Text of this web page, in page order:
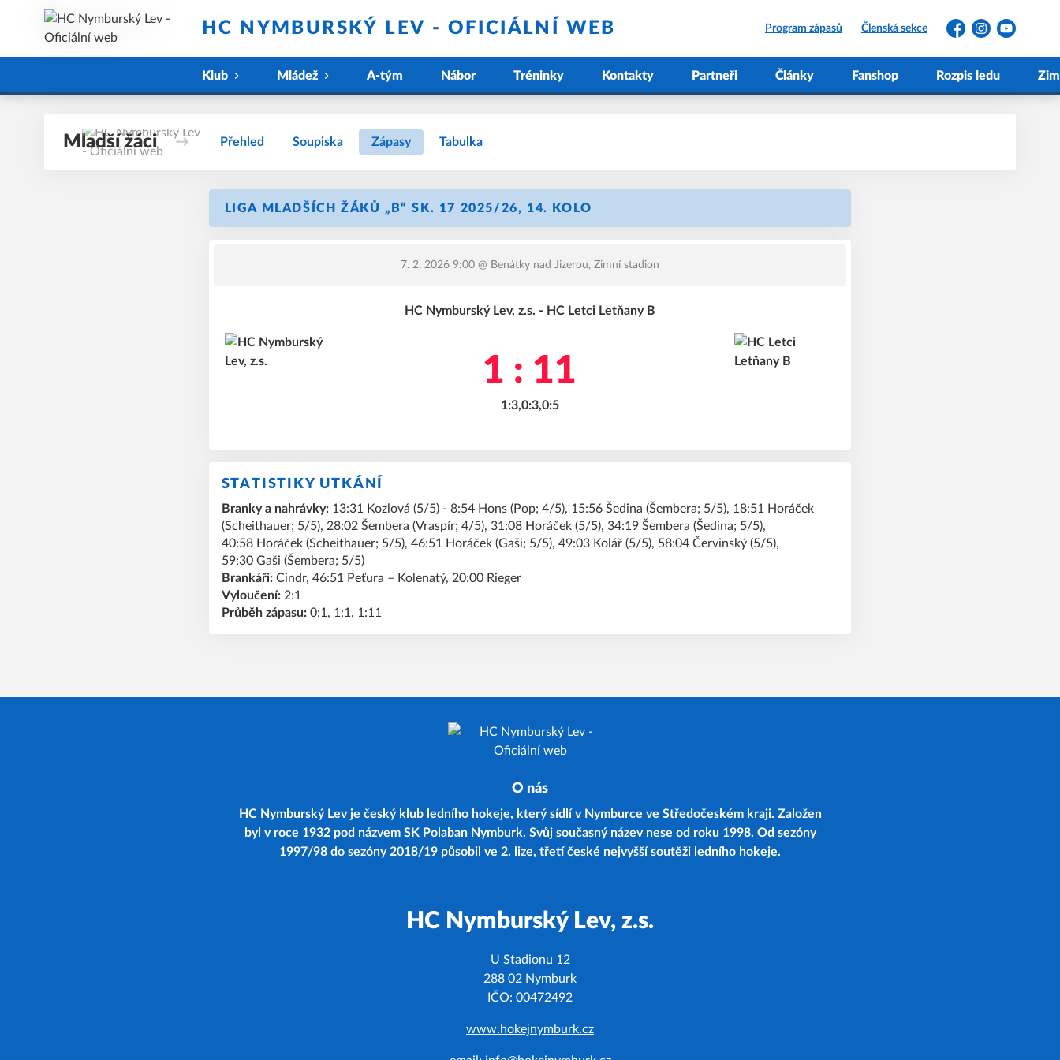
HC NYMBURSKÝ LEV - OFICIÁLNÍ WEB Program zápasů Členská sekce
FacebookInstagramYouTube
Klub Mládež A-tým Nábor Tréninky Kontakty Partneři Články Fanshop Rozpis ledu
Mladší žáci Přehled Soupiska Zápasy Tabulka
LIGA MLADŠÍCH ŽÁKŮ „B“ SK. 17 2025/26, 14. KOLO
7. 2. 2026 9:00@ Benátky nad Jizerou, Zimní stadion
HC Nymburský Lev, z.s. - HC Letci Letňany B
1 : 11
1:3,0:3,0:5
STATISTIKY UTKÁNÍ
Branky a nahrávky:13:31 Kozlová (5/5) - 8:54 Hons (Pop; 4/5), 15:56 Šedina (Šembera; 5/5), 18:51 Horáček
(Scheithauer; 5/5), 28:02 Šembera (Vraspír; 4/5), 31:08 Horáček (5/5), 34:19 Šembera (Šedina; 5/5),
40:58 Horáček (Scheithauer; 5/5), 46:51 Horáček (Gaši; 5/5), 49:03 Kolář (5/5), 58:04 Červinský (5/5),
59:30 Gaši (Šembera; 5/5)
Brankáři:Cindr, 46:51 Peťura – Kolenatý, 20:00 Rieger
Vyloučení:2:1
Průběh zápasu:0:1, 1:1, 1:11
O nás
HC Nymburský Lev je český klub ledního hokeje, který sídlí v Nymburce ve Středočeském kraji. Založen
byl v roce 1932 pod názvem SK Polaban Nymburk. Svůj současný název nese od roku 1998. Od sezóny
1997/98 do sezóny 2018/19 působil ve 2. lize, třetí české nejvyšší soutěži ledního hokeje.
HC Nymburský Lev, z.s.
U Stadionu 12
288 02 Nymburk
IČO: 00472492
www.hokejnymburk.cz